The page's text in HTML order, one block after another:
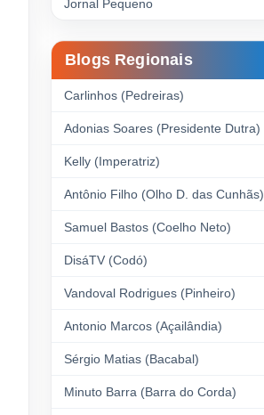
Jornal Pequeno
Blogs Regionais
Carlinhos (Pedreiras)
Adonias Soares (Presidente Dutra)
Kelly (Imperatriz)
Antônio Filho (Olho D. das Cunhãs)
Samuel Bastos (Coelho Neto)
DisáTV (Codó)
Vandoval Rodrigues (Pinheiro)
Antonio Marcos (Açailândia)
Sérgio Matias (Bacabal)
Minuto Barra (Barra do Corda)